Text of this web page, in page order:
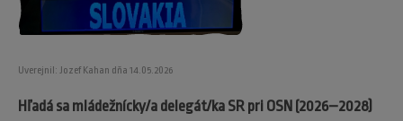
Uverejnil: Jozef Kahan dňa 14.05.2026
Hľadá sa mládežnícky/a delegát/ka SR pri OSN (2026–2028)